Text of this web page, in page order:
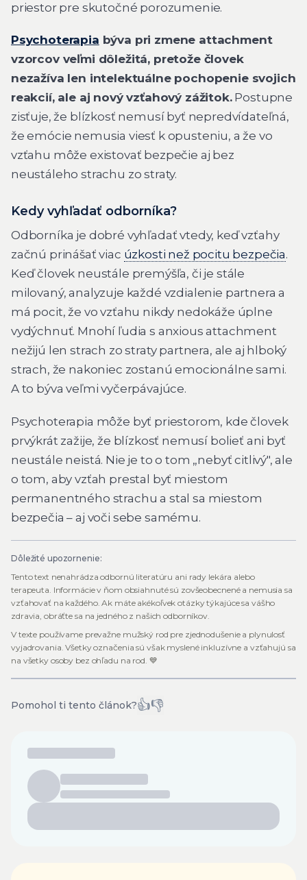
priestor pre skutočné porozumenie.
Psychoterapia býva pri zmene attachment
vzorcov veľmi dôležitá, pretože človek
nezažíva len intelektuálne pochopenie svojich
reakcií, ale aj nový vzťahový zážitok.Postupne
zisťuje, že blízkosť nemusí byť nepredvídateľná,
že emócie nemusia viesť k opusteniu, a že vo
vzťahu môže existovať bezpečie aj bez
neustáleho strachu zo straty.
Kedy vyhľadať odborníka?
Odborníka je dobré vyhľadať vtedy, keď vzťahy
začnú prinášať viac úzkosti než pocitu bezpečia.
Keď človek neustále premýšľa, či je stále
milovaný, analyzuje každé vzdialenie partnera a
má pocit, že vo vzťahu nikdy nedokáže úplne
vydýchnuť. Mnohí ľudia s anxious attachment
nežijú len strach zo straty partnera, ale aj hlboký
strach, že nakoniec zostanú emocionálne sami.
A to býva veľmi vyčerpávajúce.
Psychoterapia môže byť priestorom, kde človek
prvýkrát zažije, že blízkosť nemusí bolieť ani byť
neustále neistá. Nie je to o tom „nebyť citlivý", ale
o tom, aby vzťah prestal byť miestom
permanentného strachu a stal sa miestom
bezpečia – aj voči sebe samému.
Dôležité upozornenie:
Tento text nenahrádza odbornú literatúru ani rady lekára alebo
terapeuta. Informácie v ňom obsiahnuté sú zovšeobecnené a nemusia sa
vzťahovať na každého. Ak máte akékoľvek otázky týkajúce sa vášho
zdravia, obráťte sa na jedného z našich odborníkov.
V texte používame prevažne mužský rod pre zjednodušenie a plynulosť
vyjadrovania. Všetky označenia sú však myslené inkluzívne a vzťahujú sa
na všetky osoby bez ohľadu na rod. 💙
Pomohol ti tento článok?👍👎